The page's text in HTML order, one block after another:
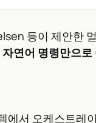
등이 제안한
자연어 명령만으로
에서 오케스트레